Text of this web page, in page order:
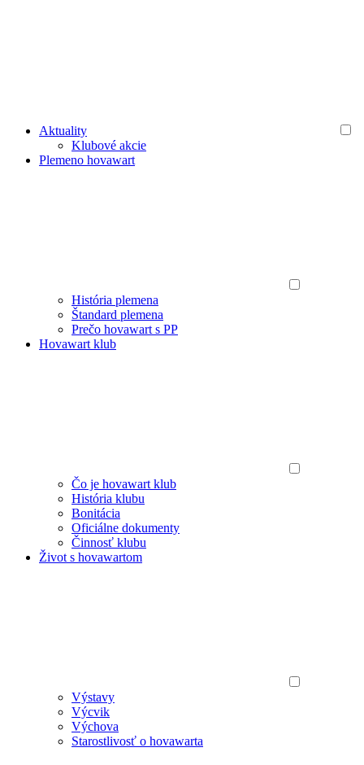
Aktuality
Klubové akcie
Plemeno hovawart
História plemena
Štandard plemena
Prečo hovawart s PP
Hovawart klub
Čo je hovawart klub
História klubu
Bonitácia
Oficiálne dokumenty
Činnosť klubu
Život s hovawartom
Výstavy
Výcvik
Výchova
Starostlivosť o hovawarta